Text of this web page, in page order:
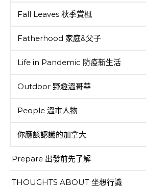
Fall Leaves 秋季賞楓
Fatherhood 家庭&父子
Life in Pandemic 防疫新生活
Outdoor 野趣溫哥華
People 溫市人物
你應該認識的加拿大
Prepare 出發前先了解
THOUGHTS ABOUT 坐想行識